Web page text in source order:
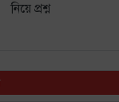
নিয়ে প্রশ্ন